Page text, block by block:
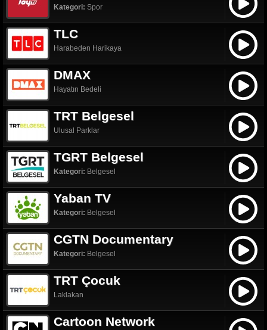
Kategori: Spor
TLC
Harabeden Harikaya
DMAX
Hayatın Bedeli
TRT Belgesel
Ulusal Parklar
TGRT Belgesel
Kategori: Belgesel
Yaban TV
Kategori: Belgesel
CGTN Documentary
Kategori: Belgesel
TRT Çocuk
Laklakan
Cartoon Network